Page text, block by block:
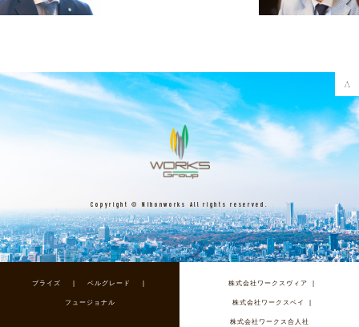
Copyright © Nihonworks All rights reserved.
ブライズ | ベルグレード |
フュージョナル
株式会社ワークスヴィア |
株式会社ワークスベイ |
株式会社ワークス合人社